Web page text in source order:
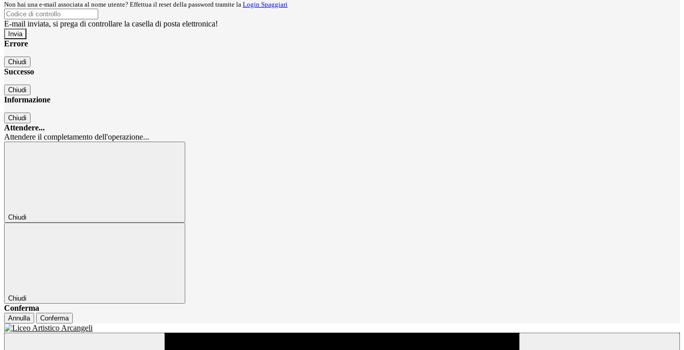
Non hai una e-mail associata al nome utente? Effettua il reset della password tramite la Login Spaggiari
E-mail inviata, si prega di controllare la casella di posta elettronica!
Errore
Chiudi
Successo
Chiudi
Informazione
Chiudi
Attendere...
Attendere il completamento dell'operazione...
Chiudi
Chiudi
Conferma
Annulla Conferma